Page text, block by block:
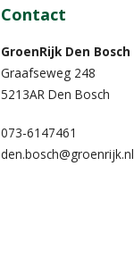
Contact
GroenRijk Den Bosch
Graafseweg 248
5213AR Den Bosch
073-6147461
den.bosch@groenrijk.nl